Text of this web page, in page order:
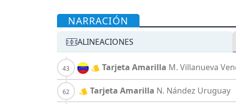
NARRACIÓN
ALINEACIONES
Tarjeta Amarilla M. Villanueva
Tarjeta Amarilla N. Nández Uruguay